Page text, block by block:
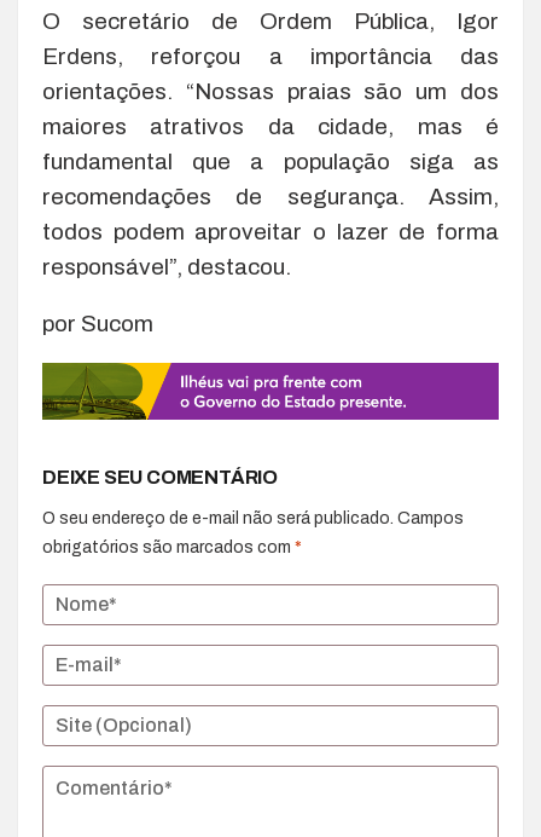
O secretário de Ordem Pública, Igor
Erdens, reforçou a importância das
orientações. “Nossas praias são um dos
maiores atrativos da cidade, mas é
fundamental que a população siga as
recomendações de segurança. Assim,
todos podem aproveitar o lazer de forma
responsável”, destacou.
por Sucom
DEIXE SEU COMENTÁRIO
O seu endereço de e-mail não será publicado. Campos
obrigatórios são marcados com *